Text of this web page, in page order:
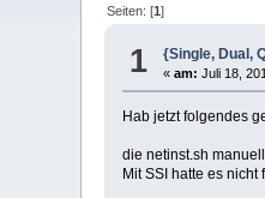
Seiten: [1]
1 {Single, Dual,
«am: Juli 18,
Hab jetzt folgendes
die netinst.sh
Mit SSI hatte es nicht